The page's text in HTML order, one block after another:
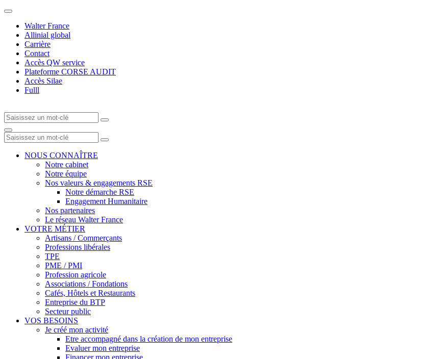
Walter France
Allinial global
Carrière
Contact
Accès QW service
Plateforme CORSE AUDIT
Accès Silae
Fulll
NOUS CONNAÎTRE
Notre cabinet
Notre équipe
Nos valeurs & engagements RSE
Notre démarche RSE
Engagement Humanitaire
Nos partenaires
Le réseau Walter France
VOTRE MÉTIER
Artisans / Commerçants
Professions libérales
TPE
PME / PMI
Profession agricole
Associations / Fondations
Cafés, Hôtels et Restaurants
Entreprise du BTP
Secteur public
VOS BESOINS
Je créé mon activité
Etre accompagné dans la création de mon entreprise
Evaluer mon entreprise
Financer mon entreprise